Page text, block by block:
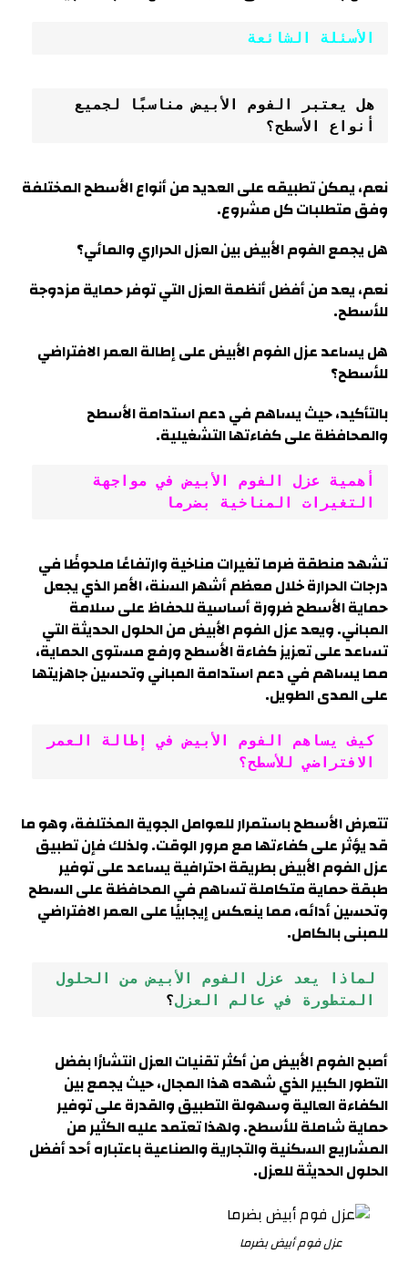
الأسئلة الشائعة
أنواع الأسطح؟
نعم، يمكن تطبيقه على العديد من أنواع الأسطح المختلفة
وفق متطلبات كل مشروع.
هل يجمع الفوم الأبيض بين العزل الحراري والمائي؟
نعم، يعد من أفضل أنظمة العزل التي توفر حماية مزدوجة
للأسطح.
هل يساعد عزل الفوم الأبيض على إطالة العمر الافتراضي
للأسطح؟
بالتأكيد، حيث يساهم في دعم استدامة الأسطح
والمحافظة على كفاءتها التشغيلية.
التغيرات المناخية بضرما
تشهد منطقة ضرما تغيرات مناخية وارتفاعًا ملحوظًا في
درجات الحرارة خلال معظم أشهر السنة، الأمر الذي يجعل
حماية الأسطح ضرورة أساسية للحفاظ على سلامة
المباني. ويعد عزل الفوم الأبيض من الحلول الحديثة التي
تساعد على تعزيز كفاءة الأسطح ورفع مستوى الحماية،
مما يساهم في دعم استدامة المباني وتحسين جاهزيتها
على المدى الطويل.
الافتراضي للأسطح؟
تتعرض الأسطح باستمرار للعوامل الجوية المختلفة، وهو ما
قد يؤثر على كفاءتها مع مرور الوقت. ولذلك فإن تطبيق
عزل الفوم الأبيض بطريقة احترافية يساعد على توفير
طبقة حماية متكاملة تساهم في المحافظة على السطح
وتحسين أدائه، مما ينعكس إيجابيًا على العمر الافتراضي
للمبنى بالكامل.
المتطورة في عالم العزل؟
أصبح الفوم الأبيض من أكثر تقنيات العزل انتشارًا بفضل
التطور الكبير الذي شهده هذا المجال، حيث يجمع بين
الكفاءة العالية وسهولة التطبيق والقدرة على توفير
حماية شاملة للأسطح. ولهذا تعتمد عليه الكثير من
المشاريع السكنية والتجارية والصناعية باعتباره أحد أفضل
الحلول الحديثة للعزل.
عزل فوم أبيض بضرما